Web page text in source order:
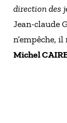
direction des
Jean-claude
n’empêche,
Michel